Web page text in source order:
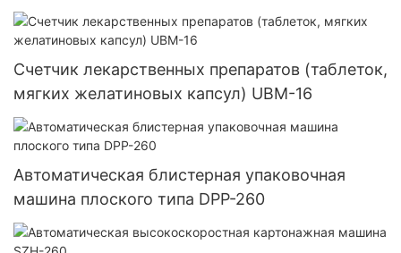
счетчик UBM-8
Счетчик лекарственных препаратов (таблеток,
мягких желатиновых капсул) UBM-16
Автоматическая блистерная упаковочная
машина плоского типа DPP-260